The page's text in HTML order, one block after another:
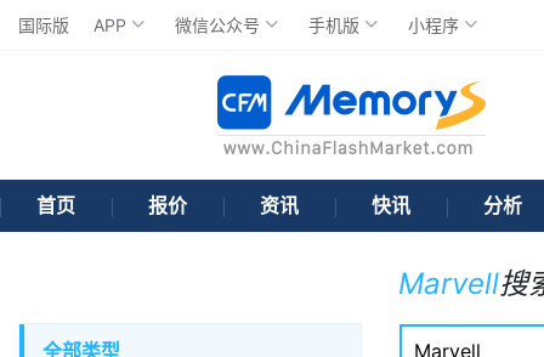
国际版 APP 微信公众号 手机版 小程序
首页 报价 资讯 快讯 分析
全部类型
Marvell搜